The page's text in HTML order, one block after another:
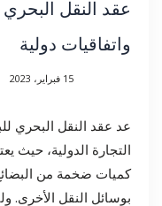
عقد النقل البحري
واتفاقيات دولية
15 فبراير، 2023
عد عقد النقل البحري
التجارة الدولية، حيث
كميات ضخمة من البضائع
بوسائل النقل الأخرى.